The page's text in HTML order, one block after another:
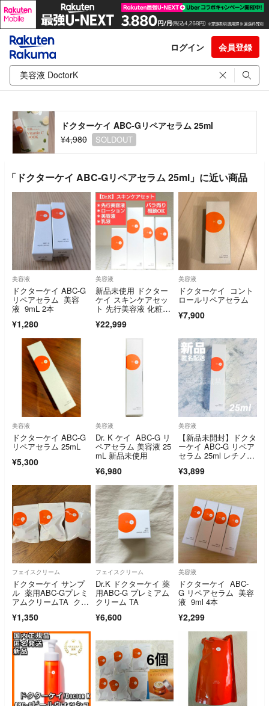
ログイン 会員登録
ドクターケイ ABC-Gリペアセラム 25ml
¥4,980
SOLDOUT
「ドクターケイ ABC-Gリペアセラム 25ml」に近い商品
美容液
ドクターケイ ABC-G
リペアセラム 美容
液 9mL 2本
¥1,280
美容液
新品未使用 ドクター
ケイ スキンケアセッ
ト 先行美容液 化粧
¥22,999
美容液
ドクターケイ コント
ロールリペアセラム
¥7,900
美容液
ドクターケイ ABC-G
リペアセラム 25mL
¥5,300
美容液
Dr. K ケイ ABC-G リ
ペアセラム 美容液 25
mL 新品未使用
¥6,980
美容液
【新品未開封】ドクタ
ーケイ ABC-G リペア
セラム 25ml レチノー
¥3,899
フェイスクリーム
ドクターケイ サンプ
ル 薬用ABC-Gプレミ
アムクリームTA クリ
¥1,350
フェイスクリーム
Dr.K ドクターケイ 薬
用ABC-G プレミアム
クリーム TA
¥6,600
美容液
ドクターケイ ABC-
G リペアセラム 美容
液 9ml 4本
¥2,299